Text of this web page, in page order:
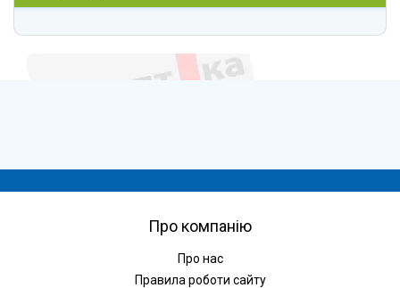
Про компанію
Про нас
Правила роботи сайту